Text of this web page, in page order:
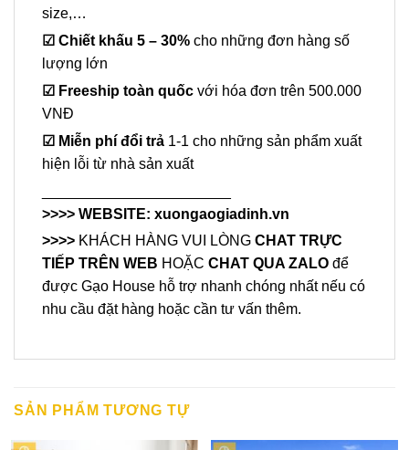
size,…
☑ Chiết khấu 5 – 30% cho những đơn hàng số
lượng lớn
☑ Freeship toàn quốc với hóa đơn trên 500.000
VNĐ
☑ Miễn phí đổi trả 1-1 cho những sản phẩm xuất
hiện lỗi từ nhà sản xuất
>>>> WEBSITE: xuongaogiadinh.vn
>>>> KHÁCH HÀNG VUI LÒNG CHAT TRỰC
TIẾP TRÊN WEB HOẶC CHAT QUA ZALO để
được Gạo House hỗ trợ nhanh chóng nhất nếu có
nhu cầu đặt hàng hoặc cần tư vấn thêm.
SẢN PHẨM TƯƠNG TỰ